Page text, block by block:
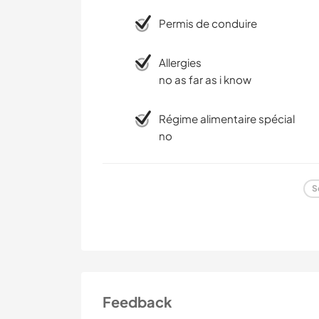
Permis de conduire
Allergies
no as far as i know
Régime alimentaire spécial
no
Feedback